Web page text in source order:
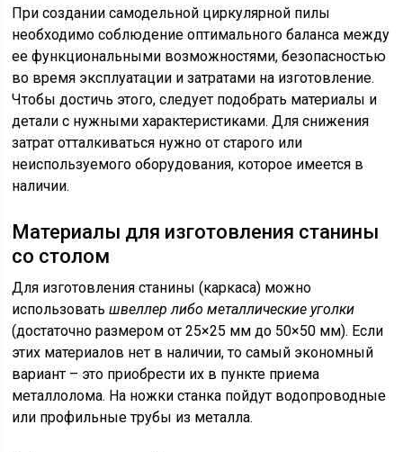
При создании самодельной циркулярной пилы
необходимо соблюдение оптимального баланса между
ее функциональными возможностями, безопасностью
во время эксплуатации и затратами на изготовление.
Чтобы достичь этого, следует подобрать материалы и
детали с нужными характеристиками. Для снижения
затрат отталкиваться нужно от старого или
неиспользуемого оборудования, которое имеется в
наличии.
Материалы для изготовления станины
со столом
Для изготовления станины (каркаса) можно
использоватьшвеллер либо металлические уголки
(достаточно размером от 25×25 мм до 50×50 мм). Если
этих материалов нет в наличии, то самый экономный
вариант – это приобрести их в пункте приема
металлолома. На ножки станка пойдут водопроводные
или профильные трубы из металла.